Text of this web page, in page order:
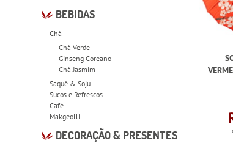
BEBIDAS
Chá
Chá Verde
Ginseng Coreano
Chá Jasmim
Saquê & Soju
Sucos e Refrescos
Café
Makgeolli
DECORAÇÃO & PRESENTES